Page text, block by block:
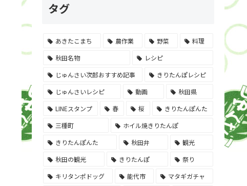
タグ
あきたこまち 農作業 野菜
料理
秋田名物
レシピ
じゅんさい次郎おすすめ記事
きりたんぽレシピ
じゅんさいレシピ
動画
秋田県
LINEスタンプ
春 桜
きりたんぽんた
三種町
ホイル焼きりたんぽ
きりたんぽんた
秋田弁
観光
秋田の観光
きりたんぽ
祭り
キリタンポドッグ
能代市 マタギガチャ